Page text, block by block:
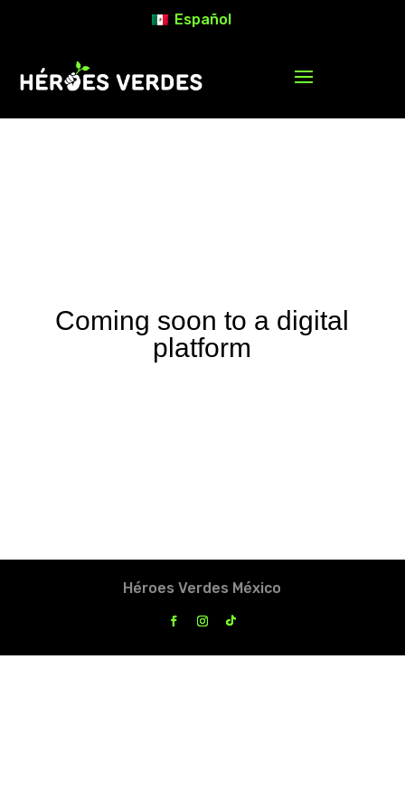
Español
Coming soon to a digital
platform
Héroes Verdes México